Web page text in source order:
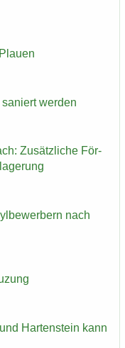
wer­den
Zu­sätz­li­che För­
nach
Har­ten­stein kann